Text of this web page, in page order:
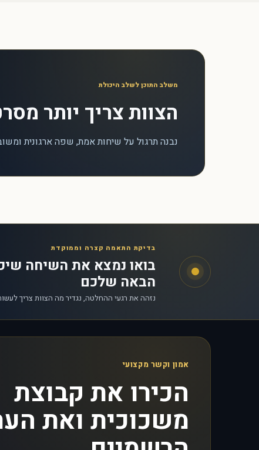
משלב התוכן לשלב היכולת
הצוות צריך יותר
נבנה תרגול על שיחות אמת, שפה ארגונית
בדיקת התאמה קצרה וממוקדת
בואו נמצא את השיחה
הבאה שלכם
נזהה את רגעי ההחלטה, נגדיר מה הצוות צריך
אמון וקשר מקצועי
הכירו את קבוצת
משכוכית ואת